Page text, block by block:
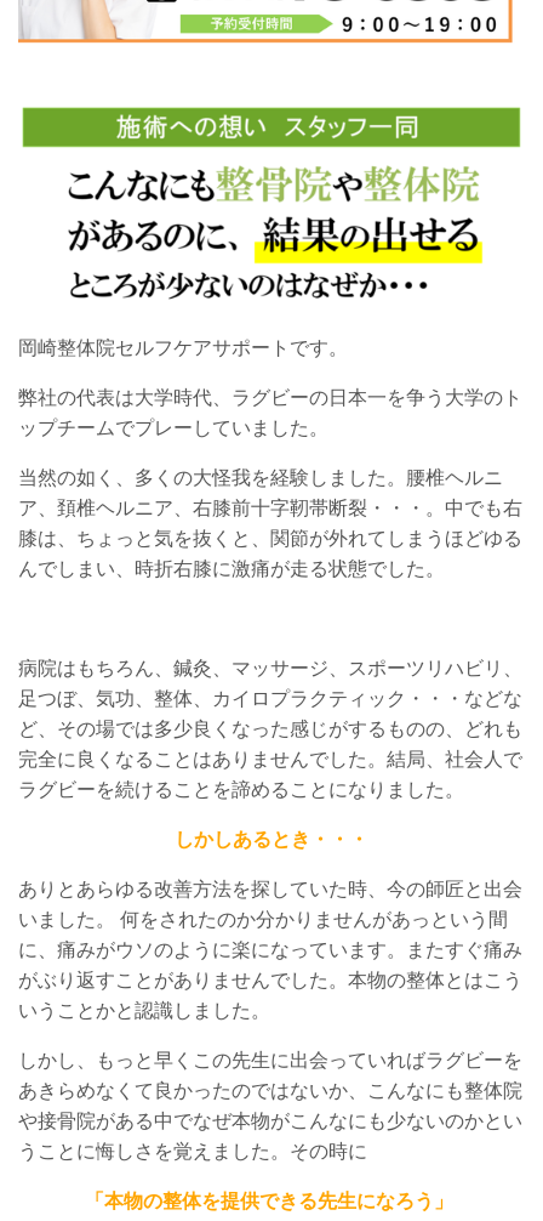
岡崎整体院セルフケアサポートです。
弊社の代表は大学時代、ラグビーの日本一を争う大学のト
ップチームでプレーしていました。
当然の如く、多くの大怪我を経験しました。腰椎ヘルニ
ア、頚椎ヘルニア、右膝前十字靭帯断裂・・・。中でも右
膝は、ちょっと気を抜くと、関節が外れてしまうほどゆる
んでしまい、時折右膝に激痛が走る状態でした。
病院はもちろん、鍼灸、マッサージ、スポーツリハビリ、
足つぼ、気功、整体、カイロプラクティック・・・などな
ど、その場では多少良くなった感じがするものの、どれも
完全に良くなることはありませんでした。結局、社会人で
ラグビーを続けることを諦めることになりました。
しかしあるとき・・・
ありとあらゆる改善方法を探していた時、今の師匠と出会
いました。 何をされたのか分かりませんがあっという間
に、痛みがウソのように楽になっています。またすぐ痛み
がぶり返すことがありませんでした。本物の整体とはこう
いうことかと認識しました。
しかし、もっと早くこの先生に出会っていればラグビーを
あきらめなくて良かったのではないか、こんなにも整体院
や接骨院がある中でなぜ本物がこんなにも少ないのかとい
うことに悔しさを覚えました。その時に
「本物の整体を提供できる先生になろう」